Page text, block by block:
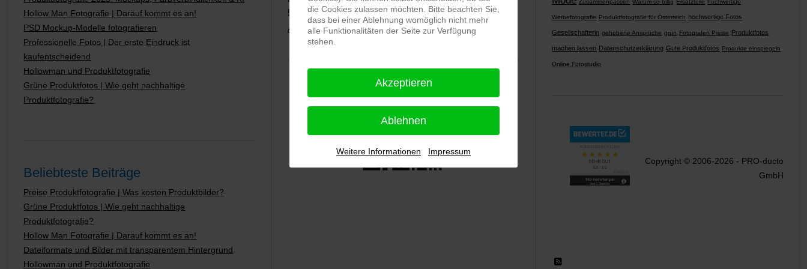
Hollow Man Fotografie | Darauf kommt es an!
PSD Mockup-Modelle fotografieren
Professionelle Fotos | Der erste Eindruck ist
kaufentscheidend
Hollowman und Produktfotografie
Grüne Produktfotos | Wie geht nachhaltige
Produktfotografie?
Beliebteste Beiträge
Preise Produktfotografie | Was kosten Produktbilder?
Grüne Produktfotos | Wie geht nachhaltige
Produktfotografie?
Hollow Man Fotografie | Darauf kommt es an!
Dateiformate und Bilder mit transparentem Hintergrund
Hollowman und Produktfotografie
5,0 ⭐⭐⭐⭐⭐bei 144 Google-Rezensionen (Stand 02.01.2026)
Alle Rezensionen ansehen|Bewertung abgeben
Zusammenpassen Warum so billig Ersatzteile hochwertige
Werbefotografie Produktfotografie für Österreich hochwertige Fotos
Gesellschafterin gehobene Ansprüche grün Fotografen Preise Produktfotos
machen lassen Datenschutzerklärung Gute Produktfotos Produkte einspiegeln
Online Fotostudio
Copyright © 2006-2026 - PRO-ducto
GmbH
die Cookies zulassen möchten. Bitte beachten Sie,
dass bei einer Ablehnung womöglich nicht mehr
alle Funktionalitäten der Seite zur Verfügung
stehen.
Akzeptieren
Ablehnen
Weitere Informationen Impressum